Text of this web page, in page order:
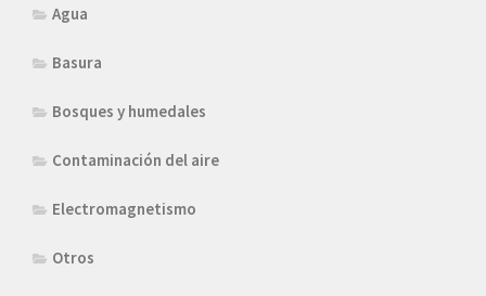
Agua
Basura
Bosques y humedales
Contaminación del aire
Electromagnetismo
Otros